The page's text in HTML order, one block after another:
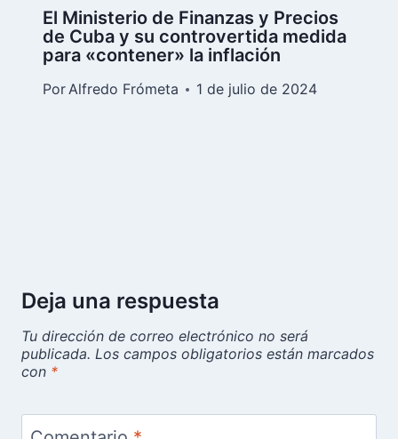
El Ministerio de Finanzas y Precios
de Cuba y su controvertida medida
para «contener» la inflación
PorAlfredo Frómeta 1 de julio de 2024
Deja una respuesta
Tu dirección de correo electrónico no será
publicada. Los campos obligatorios están marcados
con *